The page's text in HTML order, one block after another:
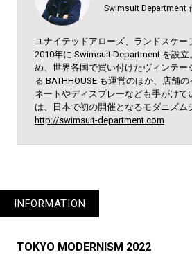
Swimsuit Department
ユナイテッドアローズ、ランドスケー
2010年に Swimsuit Department を設
め、世界各国で買い付けたヴィンテー
る BATHHOUSE も運営のほか、店舗
ネートやディスプレーなども手がけて
は、日本で初の開催となるモダニズム
http://swimsuit-department.com
INFORMATION
TOKYO MODERNISM 2022